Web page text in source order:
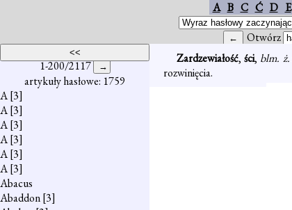
A B C Ć D E
Otwórz
1-200/2117
artykuły hasłowe: 1759
A[3]
A[3]
A[3]
A[3]
A[3]
A[3]
Abacus
Abaddon[3]
Zardzewiałość,ści, blm. ż.
rozwinięcia.